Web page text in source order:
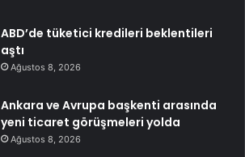
ABD’de tüketici kredileri beklentileri
aştı
Ağustos 8, 2026
Ankara ve Avrupa başkenti arasında
yeni ticaret görüşmeleri yolda
Ağustos 8, 2026